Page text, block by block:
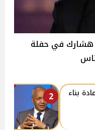
هشارك في حفلة
2
بناء